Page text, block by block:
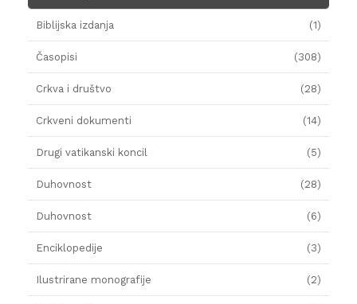
Biblijska izdanja (1)
Časopisi (308)
Crkva i društvo (28)
Crkveni dokumenti (14)
Drugi vatikanski koncil (5)
Duhovnost (28)
Duhovnost (6)
Enciklopedije (3)
Ilustrirane monografije (2)